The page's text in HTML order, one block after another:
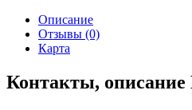
Описание
Отзывы (0)
Карта
Контакты,